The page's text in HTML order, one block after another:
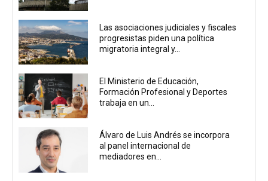
Las asociaciones judiciales y fiscales
progresistas piden una política
migratoria integral y...
El Ministerio de Educación,
Formación Profesional y Deportes
trabaja en un...
Álvaro de Luis Andrés se incorpora
al panel internacional de
mediadores en...